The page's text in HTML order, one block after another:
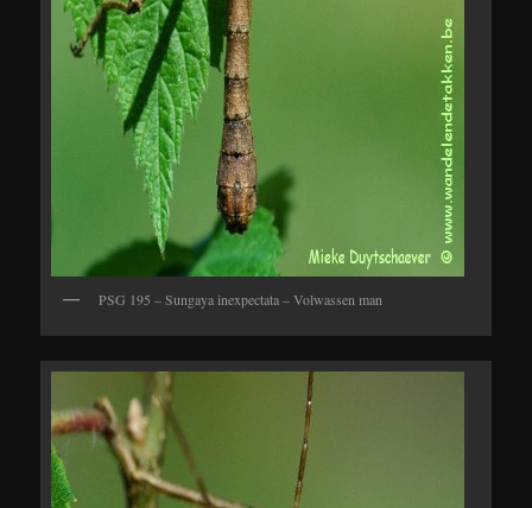
PSG 195 – Sungaya inexpectata – Volwassen man